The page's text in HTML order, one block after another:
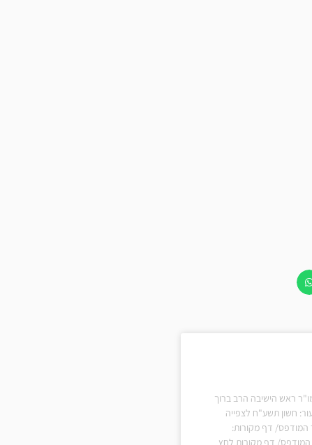
ראש הישיבה הרב ברוך
חשון תשע"ח לצפייה
המודפס/ דף מקורות:
המודפס/ דף מקורות לחץ